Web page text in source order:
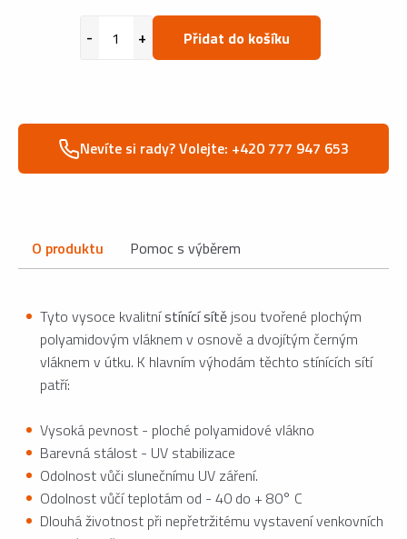
Přidat do košíku
Nevíte si rady? Volejte: +420 777 947 653
O produktu Pomoc s výběrem
Tyto vysoce kvalitnístínící sítě jsou tvořené plochým
polyamidovým vláknem v osnově a dvojítým černým
vláknem v útku. K hlavním výhodám těchto stínících sítí
patří:
Vysoká pevnost - ploché polyamidové vlákno
Barevná stálost - UV stabilizace
Odolnost vůči slunečnímu UV záření.
Odolnost vůčí teplotám od - 40 do + 80° C
Dlouhá životnost při nepřetržitému vystavení venkovních